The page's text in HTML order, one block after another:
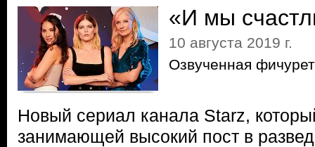
«И мы
10 августа 2019 г.
Озвученная
Новый сериал канала Starz,
занимающей высокий пост в